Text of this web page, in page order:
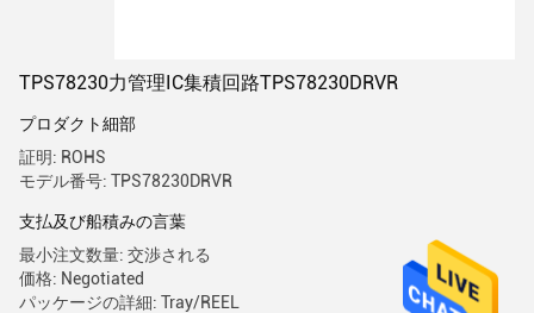
TPS78230力管理IC集積回路TPS78230DRVR
プロダクト細部
証明: ROHS
モデル番号: TPS78230DRVR
支払及び船積みの言葉
最小注文数量: 交渉される
価格: Negotiated
パッケージの詳細: Tray/REEL